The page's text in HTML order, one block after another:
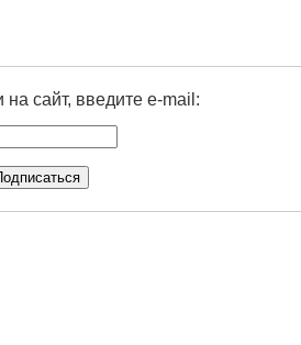
сайт, введите e-mail: